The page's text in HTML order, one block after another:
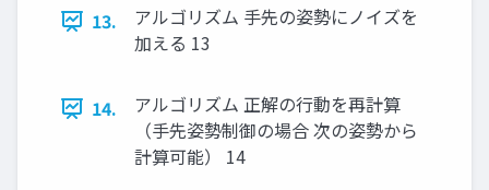
13.
アルゴリズム 手先の姿勢にノイズを
加える 13
14.
アルゴリズム 正解の行動を再計算
（手先姿勢制御の場合 次の姿勢から
計算可能） 14